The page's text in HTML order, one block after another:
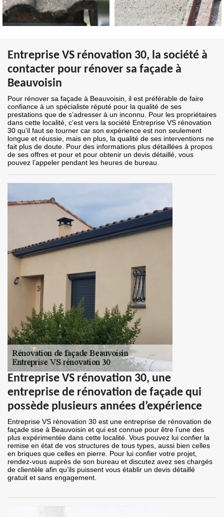
Entreprise VS rénovation 30, la société à
contacter pour rénover sa façade à
Beauvoisin
Pour rénover sa façade à Beauvoisin, il est préférable de faire
confiance à un spécialiste réputé pour la qualité de ses
prestations que de s’adresser à un inconnu. Pour les propriétaires
dans cette localité, c’est vers la société Entreprise VS rénovation
30 qu’il faut se tourner car son expérience est non seulement
longue et réussie, mais en plus, la qualité de ses interventions ne
fait plus de doute. Pour des informations plus détaillées à propos
de ses offres et pour et pour obtenir un devis détaillé, vous
pouvez l’appeler pendant les heures de bureau.
Entreprise VS rénovation 30, une
entreprise de rénovation de façade qui
possède plusieurs années d’expérience
Entreprise VS rénovation 30 est une entreprise de rénovation de
façade sise à Beauvoisin et qui est connue pour être l’une des
plus expérimentée dans cette localité. Vous pouvez lui confier la
remise en état de vos structures de tous types, aussi bien celles
en briques que celles en pierre. Pour lui confier votre projet,
rendez-vous auprès de son bureau et discutez avez ses chargés
de clientèle afin qu’ils puissent vous établir un devis détaillé
gratuit et sans engagement.